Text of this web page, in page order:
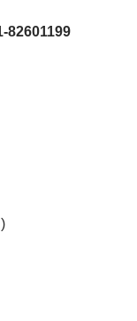
82601199